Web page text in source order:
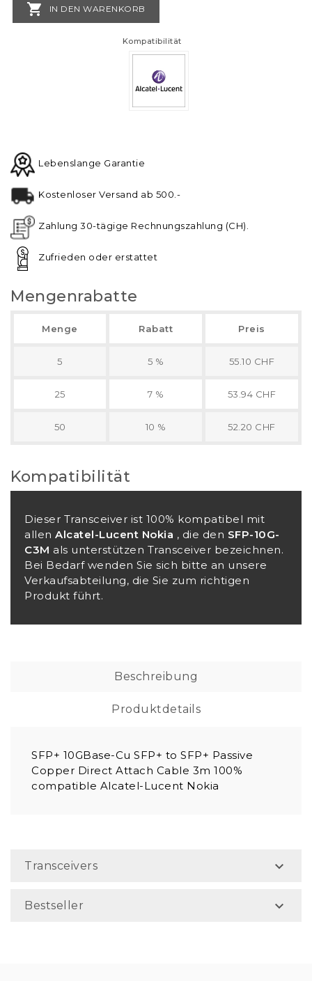
 IN DEN WARENKORB
Kompatibilität
Lebenslange Garantie
Kostenloser Versand ab 500.-
Zahlung 30-tägige Rechnungszahlung (CH).
Zufrieden oder erstattet
Mengenrabatte
Menge Rabatt Preis
5 5 % 55.10 CHF
25 7 % 53.94 CHF
50 10 % 52.20 CHF
Kompatibilität
Dieser Transceiver ist 100% kompatibel mit
allen Alcatel-Lucent Nokia , die den SFP-10G-
C3M als unterstützen Transceiver bezeichnen.
Bei Bedarf wenden Sie sich bitte an unsere
Verkaufsabteilung, die Sie zum richtigen
Produkt führt.
Beschreibung
Produktdetails
SFP+ 10GBase-Cu SFP+ to SFP+ Passive
Copper Direct Attach Cable 3m 100%
compatible Alcatel-Lucent Nokia
Transceivers 
Bestseller 